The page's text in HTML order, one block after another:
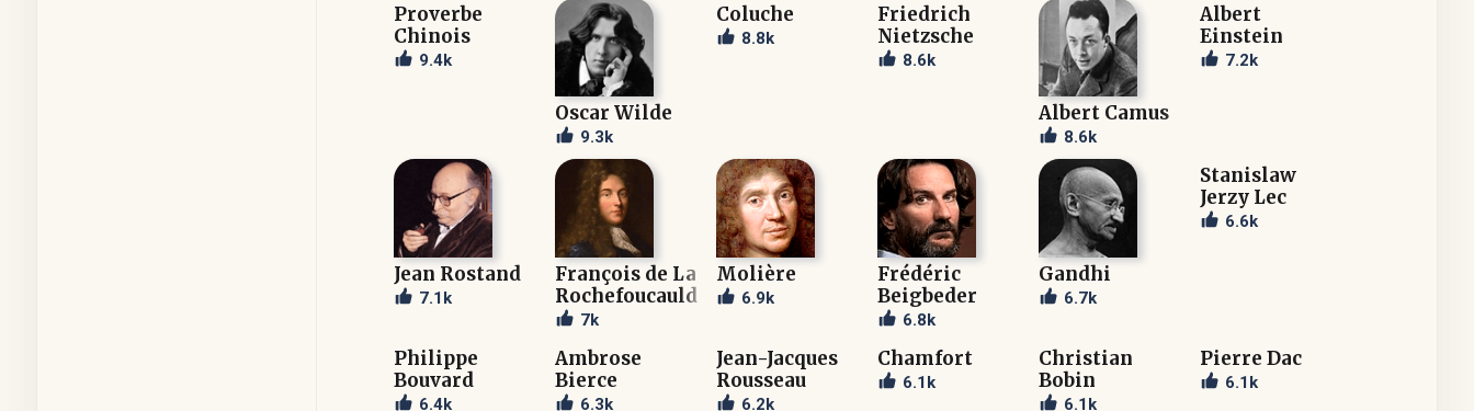
Proverbe
Chinois
9.4k
Oscar Wilde
9.3k
Coluche
8.8k
Friedrich
Nietzsche
8.6k
Albert Camus
8.6k
Albert
Einstein
7.2k
Jean Rostand
7.1k
François de La
Rochefoucauld
7k
Molière
6.9k
Frédéric
Beigbeder
6.8k
Gandhi
6.7k
Stanislaw
Jerzy Lec
6.6k
Philippe
Bouvard
6.4k
Ambrose
Bierce
6.3k
Jean-Jacques
Rousseau
6.2k
Chamfort
6.1k
Christian
Bobin
6.1k
Pierre Dac
6.1k